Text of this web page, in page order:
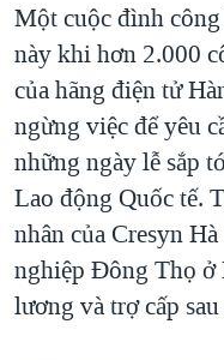
Một cuộc đình
này khi hơn 2.000
của hãng điện tử
ngừng việc để yêu
những ngày lễ sắp
Lao động Quốc tế.
nhân của Cresyn
nghiệp Đông Thọ ở
lương và trợ cấp